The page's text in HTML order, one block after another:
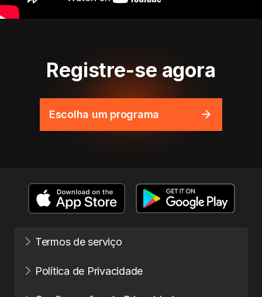
Registre-se agora
Escolha um programa
Termos de serviço
Política de Privacidade